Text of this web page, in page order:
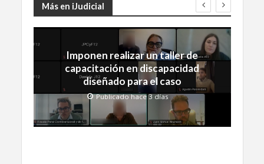
Más en iJudicial
Imponen realizar un taller de
capacitación en discapacidad
diseñado para el caso
Publicado hace 3 días